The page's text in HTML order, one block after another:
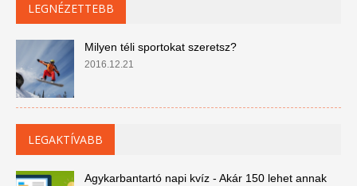
LEGNÉZETTEBB
Milyen téli sportokat szeretsz?
2016.12.21
LEGAKTÍVABB
Agykarbantartó napi kvíz - Akár 150 lehet annak